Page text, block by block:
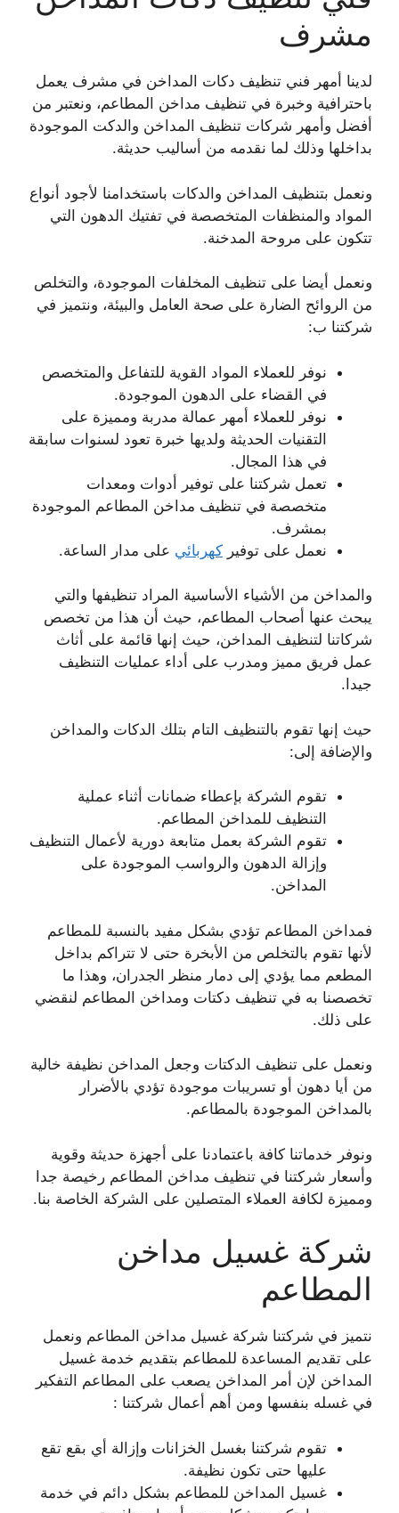
مشرف
لدينا أمهر فني تنظيف دكات المداخن في مشرف يعمل
باحترافية وخبرة في تنظيف مداخن المطاعم، ونعتبر من
أفضل وأمهر شركات تنظيف المداخن والدكت الموجودة
بداخلها وذلك لما نقدمه من أساليب حديثة.
ونعمل بتنظيف المداخن والدكات باستخدامنا لأجود أنواع
المواد والمنظفات المتخصصة في تفتيك الدهون التي
تتكون على مروحة المدخنة.
ونعمل أيضا على تنظيف المخلفات الموجودة، والتخلص
من الروائح الضارة على صحة العامل والبيئة، ونتميز في
شركتنا ب:
نوفر للعملاء المواد القوية للتفاعل والمتخصص
في القضاء على الدهون الموجودة.
نوفر للعملاء أمهر عمالة مدربة ومميزة على
التقنيات الحديثة ولديها خبرة تعود لسنوات سابقة
في هذا المجال.
تعمل شركتنا على توفير أدوات ومعدات
متخصصة في تنظيف مداخن المطاعم الموجودة
بمشرف.
نعمل على توفير كهربائي على مدار الساعة.
والمداخن من الأشياء الأساسية المراد تنظيفها والتي
يبحث عنها أصحاب المطاعم، حيث أن هذا من تخصص
شركاتنا لتنظيف المداخن، حيث إنها قائمة على أثاث
عمل فريق مميز ومدرب على أداء عمليات التنظيف
جيدا.
حيث إنها تقوم بالتنظيف التام بتلك الدكات والمداخن
والإضافة إلى:
تقوم الشركة بإعطاء ضمانات أثناء عملية
التنظيف للمداخن المطاعم.
تقوم الشركة بعمل متابعة دورية لأعمال التنظيف
وإزالة الدهون والرواسب الموجودة على
المداخن.
فمداخن المطاعم تؤدي بشكل مفيد بالنسبة للمطاعم
لأنها تقوم بالتخلص من الأبخرة حتى لا تتراكم بداخل
المطعم مما يؤدي إلى دمار منظر الجدران، وهذا ما
تخصصنا به في تنظيف دكتات ومداخن المطاعم لنقضي
على ذلك.
ونعمل على تنظيف الدكتات وجعل المداخن نظيفة خالية
من أيا دهون أو تسريبات موجودة تؤدي بالأضرار
بالمداخن الموجودة بالمطاعم.
ونوفر خدماتنا كافة باعتمادنا على أجهزة حديثة وقوية
وأسعار شركتنا في تنظيف مداخن المطاعم رخيصة جدا
ومميزة لكافة العملاء المتصلين على الشركة الخاصة بنا.
شركة غسيل مداخن
المطاعم
نتميز في شركتنا شركة غسيل مداخن المطاعم ونعمل
على تقديم المساعدة للمطاعم بتقديم خدمة غسيل
المداخن لإن أمر المداخن يصعب على المطاعم التفكير
في غسله بنفسها ومن أهم أعمال شركتنا :
تقوم شركتنا بغسل الخزانات وإزالة أي بقع تقع
عليها حتى تكون نظيفة.
غسيل المداخن للمطاعم بشكل دائم في خدمة